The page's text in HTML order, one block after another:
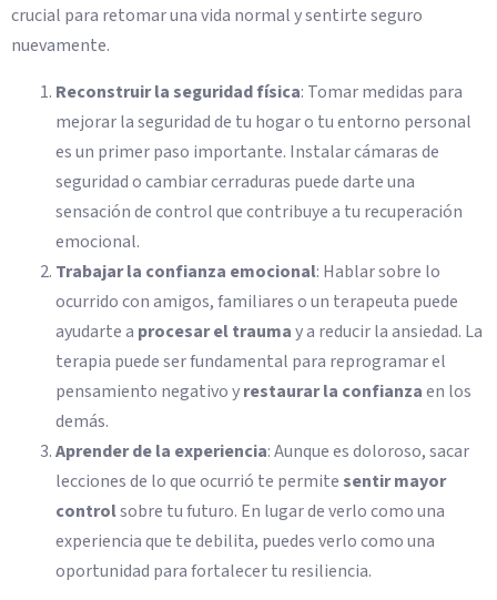
crucial para retomar una vida normal y sentirte seguro
nuevamente.
Reconstruir la seguridad física: Tomar medidas para
mejorar la seguridad de tu hogar o tu entorno personal
es un primer paso importante. Instalar cámaras de
seguridad o cambiar cerraduras puede darte una
sensación de control que contribuye a tu recuperación
emocional.
Trabajar la confianza emocional: Hablar sobre lo
ocurrido con amigos, familiares o un terapeuta puede
ayudarte a procesar el traumay a reducir la ansiedad. La
terapia puede ser fundamental para reprogramar el
pensamiento negativo yrestaurar la confianzaen los
demás.
Aprender de la experiencia: Aunque es doloroso, sacar
lecciones de lo que ocurrió te permitesentir mayor
controlsobre tu futuro. En lugar de verlo como una
experiencia que te debilita, puedes verlo como una
oportunidad para fortalecer tu resiliencia.